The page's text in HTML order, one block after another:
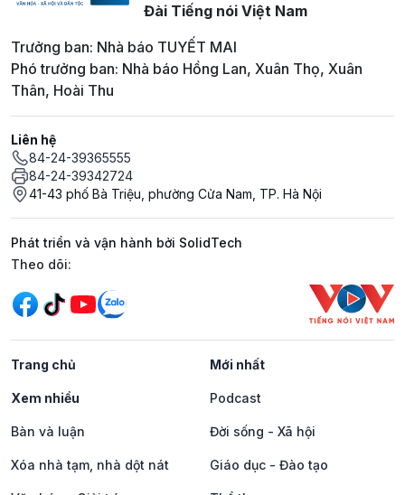
Đài Tiếng nói Việt Nam
Trưởng ban: Nhà báo TUYẾT MAI
Phó trưởng ban: Nhà báo Hồng Lan, Xuân Thọ, Xuân
Thân, Hoài Thu
Liên hệ
84-24-39365555
84-24-39342724
41-43 phố Bà Triệu, phường Cửa Nam, TP. Hà Nội
Phát triển và vận hành bởi SolidTech
Mạng xã hội
Theo dõi:
Trang chủ Mới nhất
Xem nhiều Podcast
Bàn và luận Đời sống - Xã hội
Xóa nhà tạm, nhà dột nát Giáo dục - Đào tạo